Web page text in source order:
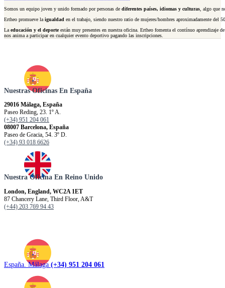
Somos un equipo joven y unido formado por personas de diferentes países, idiomas y culturas , algo que
Ertheo promueve la igualdad en el trabajo, siendo nuestro ratio de mujeres/hombres aproximadamente del
La educación y el deporteestán muy presentes en nuestra oficina. Ertheo fomenta el contínuo aprendizaje
nos anima a participar en cualquier evento deportivo pagando las inscripciones.
Nuestras Oficinas En España
29016 Málaga, España
Paseo Reding, 23. 1º A.
(+34) 951 204 061
08007 Barcelona, España
Paseo de Gracia, 54. 3º D.
(+34) 93 018 6626
Nuestra Oficina En Reino Unido
London, England, WC2A 1ET
87 Chancery Lane, Third Floor, A&T
(+44) 203 769 94 43
España. Málaga (+34) 951 204 061